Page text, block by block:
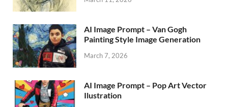
AI Image Prompt – Van Gogh
Painting Style Image Generation
March 7, 2026
AI Image Prompt – Pop Art Vector
Ilustration